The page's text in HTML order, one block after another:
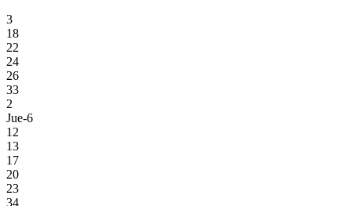
3
18
22
24
26
33
2
Jue-6
12
13
17
20
23
34